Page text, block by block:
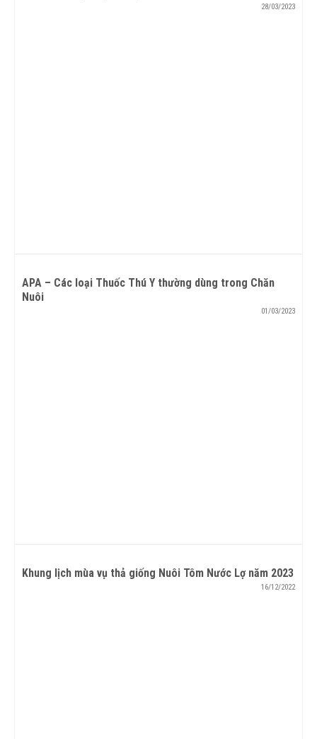
28/03/2023
APA – Các loại Thuốc Thú Y thường dùng trong Chăn
Nuôi
01/03/2023
Khung lịch mùa vụ thả giống Nuôi Tôm Nước Lợ năm 2023
16/12/2022